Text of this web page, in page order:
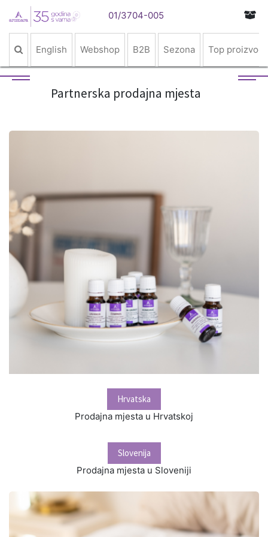
01/3704-005
English Webshop B2B Sezona Top proizvodi
Partnerska prodajna mjesta
Hrvatska
Prodajna mjesta u Hrvatskoj
Slovenija
Prodajna mjesta u Sloveniji